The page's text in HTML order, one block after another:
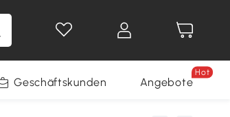
Gewinnspiele
Geschäftskunden Angebote
Hot